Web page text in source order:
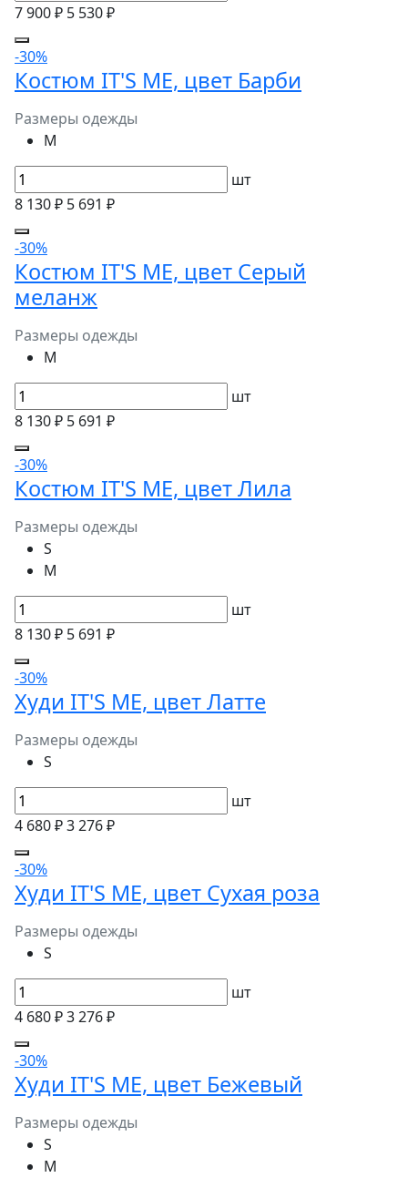
7 900 ₽ 5 530 ₽
-30%
Костюм IT'S ME, цвет Барби
Размеры одежды
M
шт
8 130 ₽ 5 691 ₽
-30%
Костюм IT'S ME, цвет Серый
меланж
Размеры одежды
M
шт
8 130 ₽ 5 691 ₽
-30%
Костюм IT'S ME, цвет Лила
Размеры одежды
S
M
шт
8 130 ₽ 5 691 ₽
-30%
Худи IT'S ME, цвет Латте
Размеры одежды
S
шт
4 680 ₽3 276 ₽
-30%
Худи IT'S ME, цвет Сухая роза
Размеры одежды
S
шт
4 680 ₽3 276 ₽
-30%
Худи IT'S ME, цвет Бежевый
Размеры одежды
S
M